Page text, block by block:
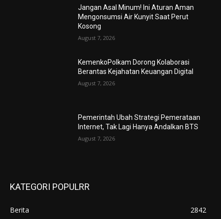
Jangan Asal Minum! Ini Aturan Aman
Mengonsumsi Air Kunyit Saat Perut
Kosong
August 7, 2026
KemenkoPolkam Dorong Kolaborasi
Berantas Kejahatan Keuangan Digital
August 7, 2026
Pemerintah Ubah Strategi Pemerataan
Internet, Tak Lagi Hanya Andalkan BTS
August 7, 2026
KATEGORI POPULRR
Berita
2842